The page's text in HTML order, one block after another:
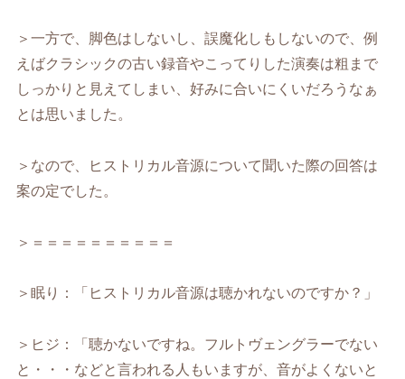
＞一方で、脚色はしないし、誤魔化しもしないので、例
えばクラシックの古い録音やこってりした演奏は粗まで
しっかりと見えてしまい、好みに合いにくいだろうなぁ
とは思いました。
＞なので、ヒストリカル音源について聞いた際の回答は
案の定でした。
＞＝＝＝＝＝＝＝＝＝＝
＞眠り：「ヒストリカル音源は聴かれないのですか？」
＞ヒジ：「聴かないですね。フルトヴェングラーでない
と・・・などと言われる人もいますが、音がよくないと